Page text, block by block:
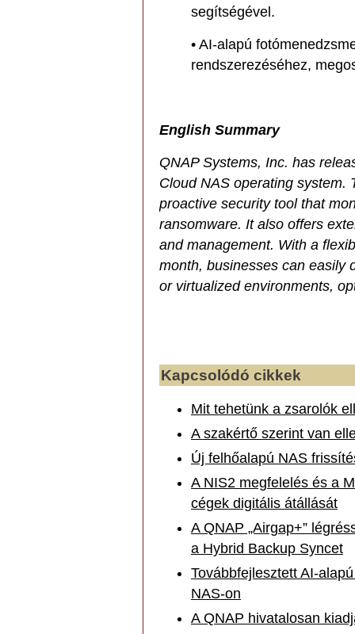
segítségével.
• AI-alapú
rendszerezéséhez,
English Summary
QNAP Systems, Inc. has
Cloud NAS operating system.
proactive security tool that
ransomware. It also offers
and management. With a
month, businesses can easily
or virtualized environments,
Kapcsolódó cikkek
Mit tehetünk a zsarolók
A szakértő szerint van
Új felhőalapú NAS
A NIS2 megfelelés és a
cégek digitális átállását
A QNAP „Airgap+”
a Hybrid Backup Syncet
Továbbfejlesztett AI-
NAS-on
A QNAP hivatalosan